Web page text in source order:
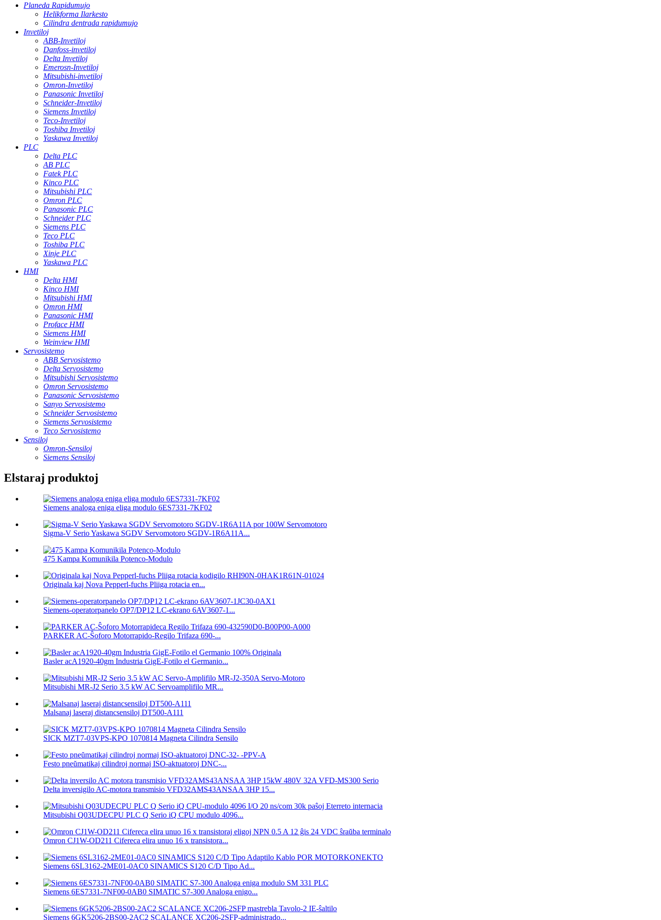
Planeda Rapidumujo
Helikforma Ilarkesto
Cilindra dentrada rapidumujo
Invetiloj
ABB-Invetiloj
Danfoss-invetiloj
Delta Invetiloj
Emerosn-Invetiloj
Mitsubishi-invetiloj
Omron-Invetiloj
Panasonic Invetiloj
Schneider-Invetiloj
Siemens Invetiloj
Teco-Invetiloj
Toshiba Invetiloj
Yaskawa Invetiloj
PLC
Delta PLC
AB PLC
Fatek PLC
Kinco PLC
Mitsubishi PLC
Omron PLC
Panasonic PLC
Schneider PLC
Siemens PLC
Teco PLC
Toshiba PLC
Xinje PLC
Yaskawa PLC
HMI
Delta HMI
Kinco HMI
Mitsubishi HMI
Omron HMI
Panasonic HMI
Proface HMI
Siemens HMI
Weinview HMI
Servosistemo
ABB Servosistemo
Delta Servosistemo
Mitsubishi Servosistemo
Omron Servosistemo
Panasonic Servosistemo
Sanyo Servosistemo
Schneider Servosistemo
Siemens Servosistemo
Teco Servosistemo
Sensiloj
Omron-Sensiloj
Siemens Sensiloj
Elstaraj produktoj
Siemens analoga eniga eliga modulo 6ES7331-7KF02
Sigma-V Serio Yaskawa SGDV Servomotoro SGDV-1R6A11A...
475 Kampa Komunikila Potenco-Modulo
Originala kaj Nova Pepperl-fuchs Pliiga rotacia en...
Siemens-operatorpanelo OP7/DP12 LC-ekrano 6AV3607-1...
PARKER AC-Ŝoforo Motorrapido-Regilo Trifaza 690-...
Basler acA1920-40gm Industria GigE-Fotilo el Germanio...
Mitsubishi MR-J2 Serio 3.5 kW AC Servoamplifilo MR...
Malsanaj laseraj distancsensiloj DT500-A111
SICK MZT7-03VPS-KPO 1070814 Magneta Cilindra Sensilo
Festo pneŭmatikaj cilindroj normaj ISO-aktuatoroj DNC-...
Delta inversigilo AC-motora transmisio VFD32AMS43ANSAA 3HP 15...
Mitsubishi Q03UDECPU PLC Q Serio iQ CPU modulo 4096...
Omron CJ1W-OD211 Cifereca elira unuo 16 x transistora...
Siemens 6SL3162-2ME01-0AC0 SINAMICS S120 C/D Tipo Ad...
Siemens 6ES7331-7NF00-0AB0 SIMATIC S7-300 Analoga enigo...
Siemens 6GK5206-2BS00-2AC2 SCALANCE XC206-2SFP-administrado...